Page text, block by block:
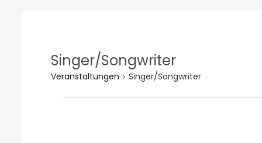
Singer/Songwriter
Veranstaltungen Singer/Songwriter